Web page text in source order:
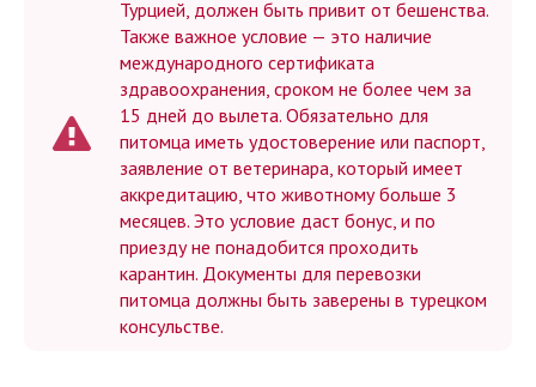
Турцией, должен быть привит от бешенства.
Также важное условие — это наличие
международного сертификата
здравоохранения, сроком не более чем за
15 дней до вылета. Обязательно для
питомца иметь удостоверение или паспорт,
заявление от ветеринара, который имеет
аккредитацию, что животному больше 3
месяцев. Это условие даст бонус, и по
приезду не понадобится проходить
карантин. Документы для перевозки
питомца должны быть заверены в турецком
консульстве.